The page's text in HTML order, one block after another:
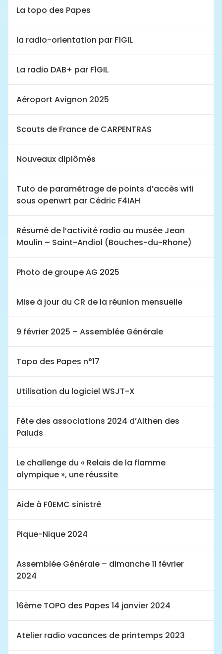
La topo des Papes
la radio-orientation par F1GIL
La radio DAB+ par F1GIL
Aéroport Avignon 2025
Scouts de France de CARPENTRAS
Nouveaux diplômés
Tuto de paramétrage de points d’accès wifi
sous openwrt par Cédric F4IAH
Résumé de l’activité radio au musée Jean
Moulin – Saint-Andiol (Bouches-du-Rhone)
Photo de groupe AG 2025
Mise à jour du CR de la réunion mensuelle
9 février 2025 – Assemblée Générale
Topo des Papes n°17
Utilisation du logiciel WSJT-X
Fête des associations 2024 d’Althen des
Paluds
Le challenge du « Relais de la flamme
olympique », une réussite
Aide à F0EMC sinistré
Pique-Nique 2024
Assemblée Générale – dimanche 11 février
2024
16ème TOPO des Papes 14 janvier 2024
Atelier radio vacances de printemps 2023